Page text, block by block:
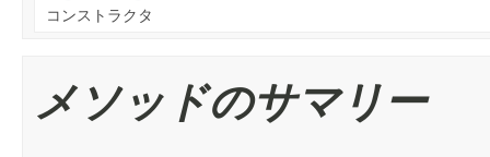
コンストラクタ
メソッドのサマリー